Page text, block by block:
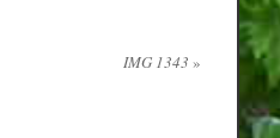
IMG 1343 »